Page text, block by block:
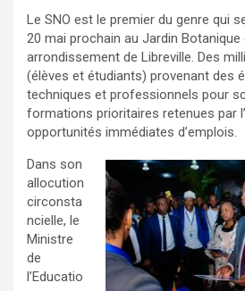
Le SNO est le premier du genre qui
20 mai prochain au Jardin Botanique
arrondissement de Libreville. Des
(élèves et étudiants) provenant des
techniques et professionnels pour
formations prioritaires retenues par
opportunités immédiates d’emplois.
Dans son
allocution
circonsta
ncielle, le
Ministre
de
l’Educatio